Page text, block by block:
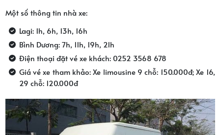
Một số thông tin nhà xe:
Lagi: 1h, 6h, 13h, 16h
Bình Dương: 7h, 11h, 19h, 21h
Điện thoại đặt vé xe khách: 0252 3568 678
Giá vé xe tham khảo: Xe limousine 9 chỗ: 150.000đ; Xe 16,
29 chỗ: 120.000đ